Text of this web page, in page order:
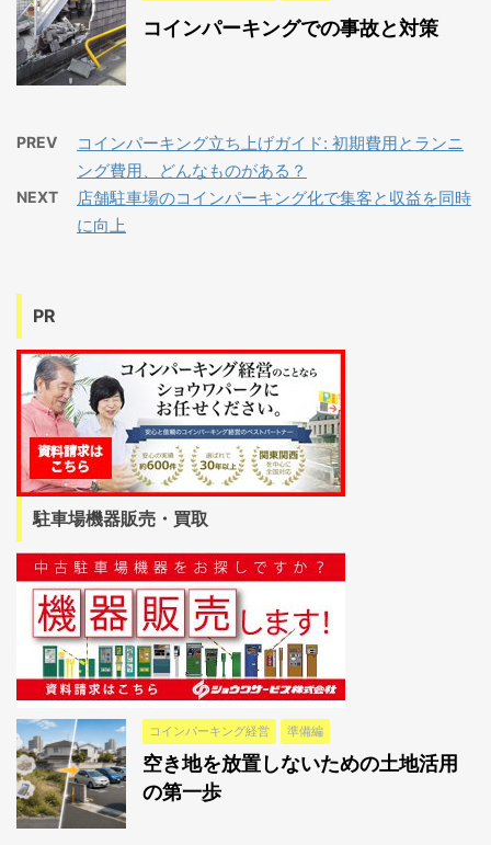
コインパーキングでの事故と対策
PREV
コインパーキング立ち上げガイド: 初期費用とランニ
ング費用、どんなものがある？
NEXT
店舗駐車場のコインパーキング化で集客と収益を同時
に向上
PR
駐車場機器販売・買取
コインパーキング経営 準備編
空き地を放置しないための土地活用
の第一歩